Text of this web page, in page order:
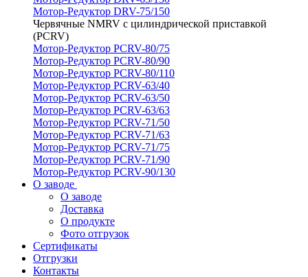
Мотор-Редуктор DRV-75/150
Червячные NMRV с цилиндрической приставкой
(PCRV)
Мотор-Редуктор PCRV-80/75
Мотор-Редуктор PCRV-80/90
Мотор-Редуктор PCRV-80/110
Мотор-Редуктор PCRV-63/40
Мотор-Редуктор PCRV-63/50
Мотор-Редуктор PCRV-63/63
Мотор-Редуктор PCRV-71/50
Мотор-Редуктор PCRV-71/63
Мотор-Редуктор PCRV-71/75
Мотор-Редуктор PCRV-71/90
Мотор-Редуктор PCRV-90/130
О заводе
О заводе
Доставка
О продукте
Фото отгрузок
Сертификаты
Отгрузки
Контакты